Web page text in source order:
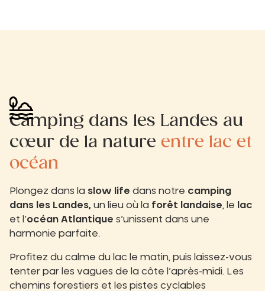
Camping dans les Landes au
cœur de la nature entre lac et
océan
Plongez dans la slow life dans notre camping
dans les Landes, un lieu où la forêt landaise , le
lac
et l’océan Atlantique s’unissent dans une
harmonie parfaite.
Profitez du calme du lac le matin, puis laissez-vous
tenter par les vagues de la côte l’après-midi. Les
chemins forestiers et les pistes cyclables